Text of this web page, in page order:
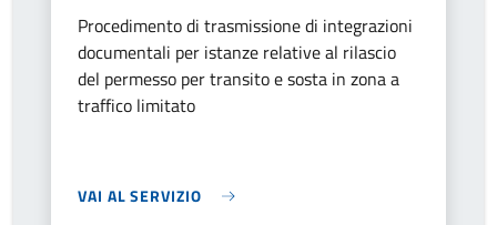
Procedimento di trasmissione di integrazioni
documentali per istanze relative al rilascio
del permesso per transito e sosta in zona a
traffico limitato
VAI AL SERVIZIO